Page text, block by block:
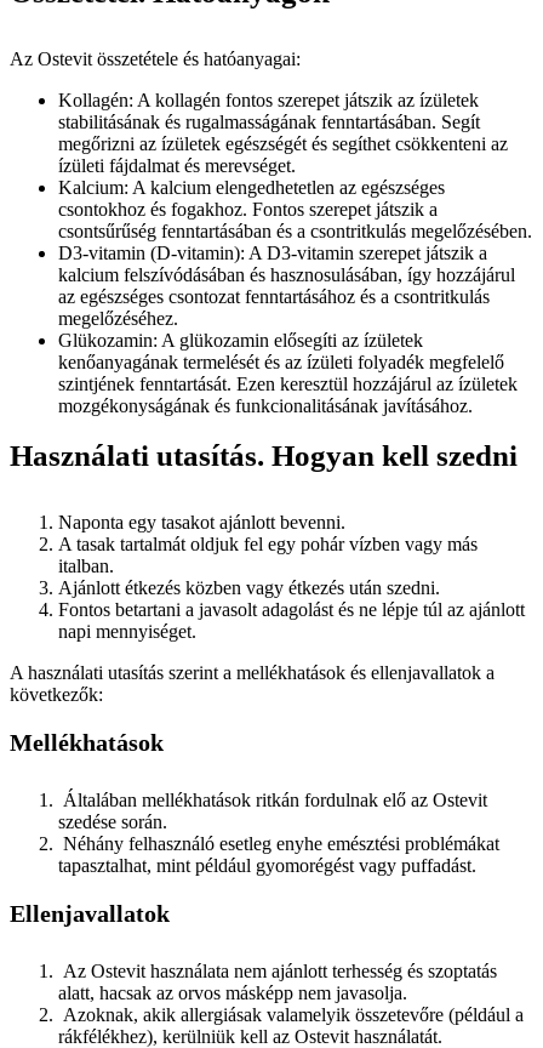
Az Ostevit összetétele és hatóanyagai:
Kollagén: A kollagén fontos szerepet játszik az ízületek
stabilitásának és rugalmasságának fenntartásában. Segít
megőrizni az ízületek egészségét és segíthet csökkenteni az
ízületi fájdalmat és merevséget.
Kalcium: A kalcium elengedhetetlen az egészséges
csontokhoz és fogakhoz. Fontos szerepet játszik a
csontsűrűség fenntartásában és a csontritkulás megelőzésében.
D3-vitamin (D-vitamin): A D3-vitamin szerepet játszik a
kalcium felszívódásában és hasznosulásában, így hozzájárul
az egészséges csontozat fenntartásához és a csontritkulás
megelőzéséhez.
Glükozamin: A glükozamin elősegíti az ízületek
kenőanyagának termelését és az ízületi folyadék megfelelő
szintjének fenntartását. Ezen keresztül hozzájárul az ízületek
mozgékonyságának és funkcionalitásának javításához.
Használati utasítás. Hogyan kell szedni
Naponta egy tasakot ajánlott bevenni.
A tasak tartalmát oldjuk fel egy pohár vízben vagy más
italban.
Ajánlott étkezés közben vagy étkezés után szedni.
Fontos betartani a javasolt adagolást és ne lépje túl az ajánlott
napi mennyiséget.
A használati utasítás szerint a mellékhatások és ellenjavallatok a
következők:
Mellékhatások
Általában mellékhatások ritkán fordulnak elő az Ostevit
szedése során.
Néhány felhasználó esetleg enyhe emésztési problémákat
tapasztalhat, mint például gyomorégést vagy puffadást.
Ellenjavallatok
Az Ostevit használata nem ajánlott terhesség és szoptatás
alatt, hacsak az orvos másképp nem javasolja.
Azoknak, akik allergiásak valamelyik összetevőre (például a
rákfélékhez), kerülniük kell az Ostevit használatát.